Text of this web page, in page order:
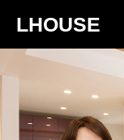
LHOUSE